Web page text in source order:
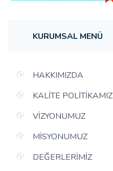
KURUMSAL MENÜ
HAKKIMIZDA
KALITE POLITIKAMIZ
VIZYONUMUZ
MISYONUMUZ
DEĞERLERIMIZ